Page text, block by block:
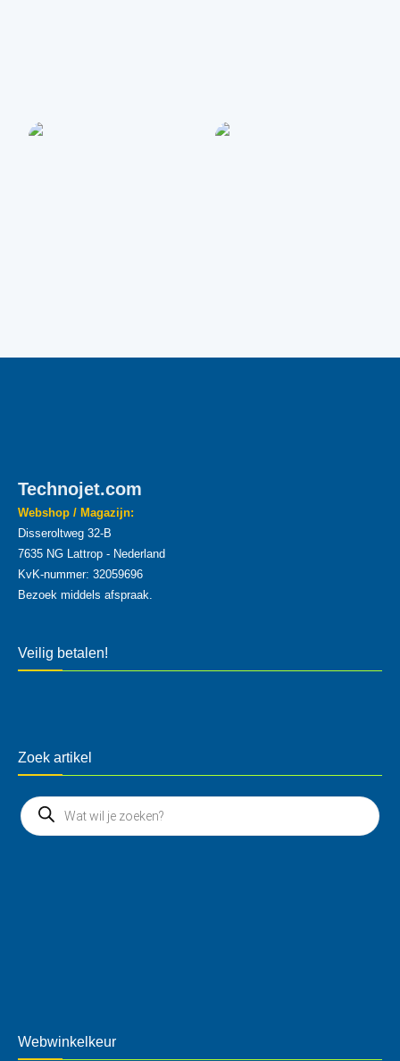
Technojet.com
Webshop / Magazijn:
Disseroltweg 32-B
7635 NG Lattrop - Nederland
KvK-nummer: 32059696
Bezoek middels afspraak.
Veilig betalen!
Zoek artikel
Webwinkelkeur